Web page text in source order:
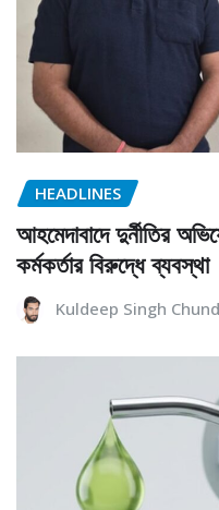
HEADLINES
আহমেদাবাদে দুর্নীতির
কর্মকর্তার বিরুদ্ধে ব্যবস্থা
Kuldeep Singh